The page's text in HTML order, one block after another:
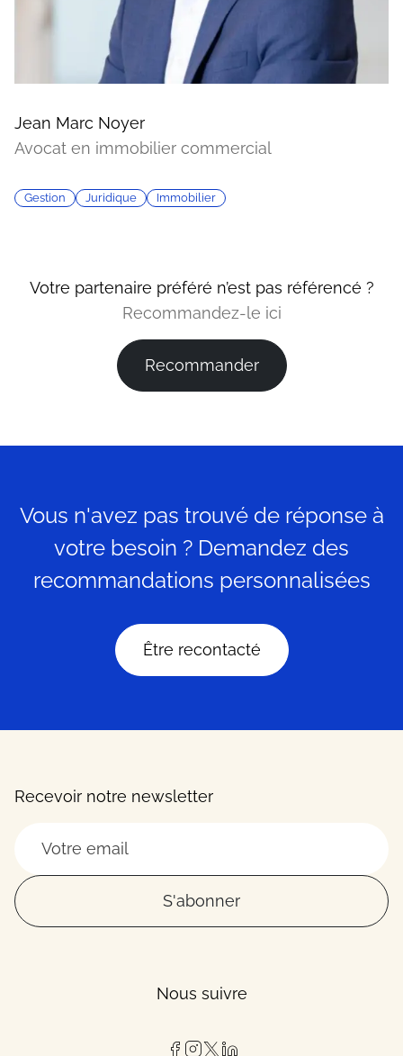
Jean Marc Noyer
Avocat en immobilier commercial
Gestion Juridique Immobilier
Votre partenaire préféré n’est pas référencé ?
Recommandez-le ici
Recommander
Vous n'avez pas trouvé de réponse à
votre besoin ? Demandez des
recommandations personnalisées
Être recontacté
Recevoir notre newsletter
S'abonner
Nous suivre